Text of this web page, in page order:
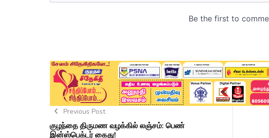
Previous Post
குழந்தை திருமண வழக்கில் லஞ்சம்: பெண்
இன்ஸ்பெக்டர் கைது!